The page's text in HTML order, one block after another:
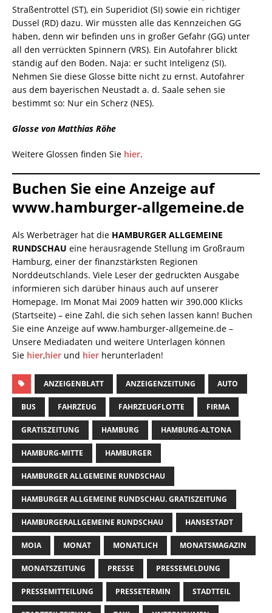
Straßentrottel (ST), ein Superidiot (SI) sowie ein richtiger
Dussel (RD) dazu. Wir müssten alle das Kennzeichen GG
haben, denn wir befinden uns in großer Gefahr (GG) unter
all den verrückten Spinnern (VRS). Ein Autofahrer blickt
ständig auf den Boden. Naja: er sucht Inteligenz (SI).
Nehmen Sie diese Glosse bitte nicht zu ernst. Autofahrer
aus dem bayerischen Neustadt a. d. Saale sehen sie
bestimmt so: Nur ein Scherz (NES).
Glosse von Matthias Röhe
Weitere Glossen finden Sie hier.
Buchen Sie eine Anzeige auf
www.hamburger-allgemeine.de
Als Werbeträger hat die HAMBURGER ALLGEMEINE
RUNDSCHAU eine herausragende Stellung im Großraum
Hamburg, einer der finanzstärksten Regionen
Norddeutschlands. Viele Leser der gedruckten Ausgabe
informieren sich darüber hinaus auch auf unserer
Homepage. Im Monat Mai 2009 hatten wir 390.000 Klicks
(Startseite) – eine Zahl, die sich sehen lassen kann! Buchen
Sie eine Anzeige auf www.hamburger-allgemeine.de –
Unsere Mediadaten und weitere Unterlagen können
Sie hier,hier und hier herunterladen!
ANZEIGENBLATT ANZEIGENZEITUNG AUTO
BUS FAHRZEUG FAHRZEUGFLOTTE FIRMA
GRATISZEITUNG HAMBURG HAMBURG-ALTONA
HAMBURG-MITTE HAMBURGER
HAMBURGER ALLGEMEINE RUNDSCHAU
HAMBURGER ALLGEMEINE RUNDSCHAU. GRATISZEITUNG
HAMBURGERALLGEMEINE RUNDSCHAU HANSESTADT
MOIA MONAT MONATLICH MONATSMAGAZIN
MONATSZEITUNG PRESSE PRESSEMELDUNG
PRESSEMITTEILUNG PRESSETERMIN STADTTEIL